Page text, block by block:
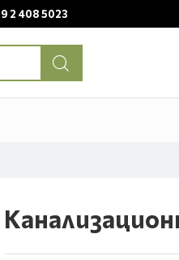
2 408 5023